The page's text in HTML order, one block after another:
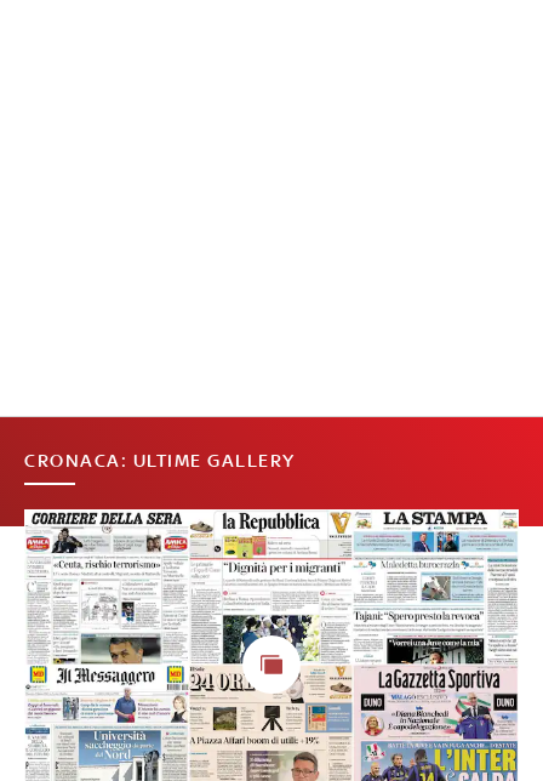
CRONACA: ULTIME GALLERY